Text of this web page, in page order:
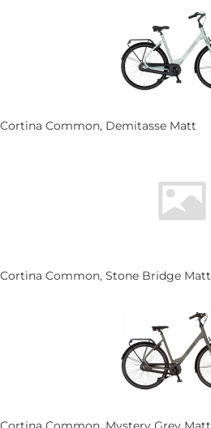
Cortina Common, Demitasse Matt
Cortina Common, Stone Bridge Matt